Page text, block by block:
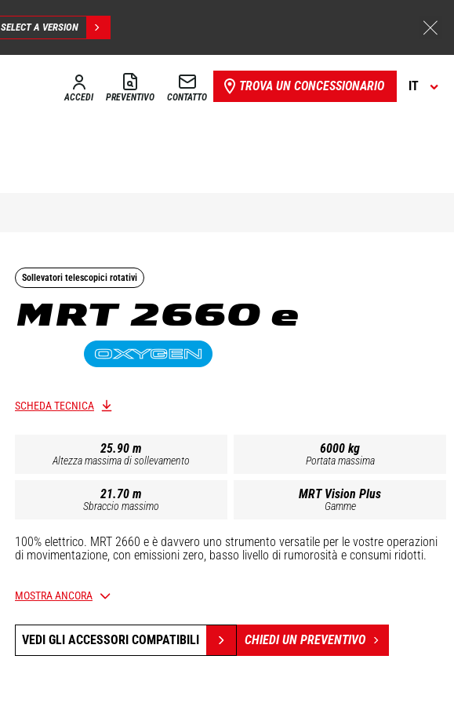
SELECT A VERSION
ACCEDI PREVENTIVO CONTATTO
TROVA UN CONCESSIONARIO IT
Sollevatori telescopici rotativi
MRT 2660 e
SCHEDA TECNICA
25.90 m
Altezza massima di sollevamento
6000 kg
Portata massima
21.70 m
Sbraccio massimo
MRT Vision Plus
Gamme
100% elettrico. MRT 2660 e è davvero uno strumento versatile per le vostre operazioni
di movimentazione, con emissioni zero, basso livello di rumorosità e consumi ridotti.
che garantisce: bassa manutenzione, possibilità di carica occasionale (ricarica parziale
Progetto modulare: possibilità di aggiungere una seconda batteria per guadagnare
autonomia o un range extender (motore termico che ricarica la batteria) in modalità
ibrida. Tutti i vantaggi dell'MRT Vision + (visibilità, prestazioni, comfort) in versione
MOSTRA ANCORA
VEDI GLI ACCESSORI COMPATIBILI CHIEDI UN PREVENTIVO